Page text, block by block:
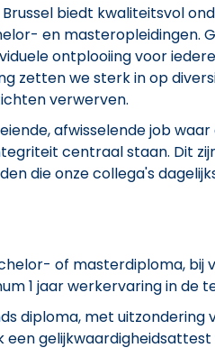
biedt kwaliteitsvol
en masteropleidingen.
ontplooiing voor
zetten we sterk in op
verwerven.
afwisselende job
centraal staan. Dit
die onze collega's
of masterdiploma, bij
1 jaar werkervaring in de
diploma, met uitzondering
gelijkwaardigheidsattest